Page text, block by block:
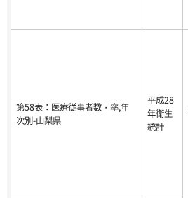
第58表：医療従事者数・率,年
次別-山梨県
平成28
年衛生
統計